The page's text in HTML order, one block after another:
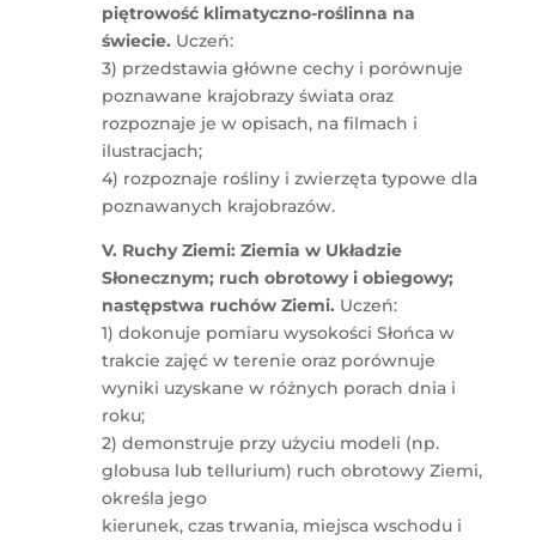
piętrowość klimatyczno-roślinna na
świecie. Uczeń:
3) przedstawia główne cechy i porównuje
poznawane krajobrazy świata oraz
rozpoznaje je w opisach, na filmach i
ilustracjach;
4) rozpoznaje rośliny i zwierzęta typowe dla
poznawanych krajobrazów.
V. Ruchy Ziemi: Ziemia w Układzie
Słonecznym; ruch obrotowy i obiegowy;
następstwa ruchów Ziemi. Uczeń:
1) dokonuje pomiaru wysokości Słońca w
trakcie zajęć w terenie oraz porównuje
wyniki uzyskane w różnych porach dnia i
roku;
2) demonstruje przy użyciu modeli (np.
globusa lub tellurium) ruch obrotowy Ziemi,
określa jego
kierunek, czas trwania, miejsca wschodu i